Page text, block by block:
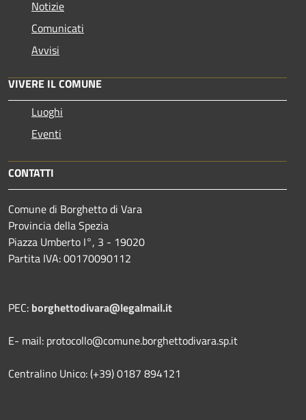
Notizie
Comunicati
Avvisi
VIVERE IL COMUNE
Luoghi
Eventi
CONTATTI
Comune di Borghetto di Vara
Provincia della Spezia
Piazza Umberto I°, 3 - 19020
Partita IVA: 00170090112
PEC: borghettodivara@legalmail.it
E- mail: protocollo@comune.borghettodivara.sp.it
Centralino Unico: (+39) 0187 894121